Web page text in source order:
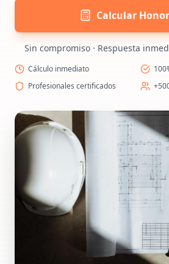
Calcular
Sin compromiso · Respuesta
Cálculo inmediato
Profesionales certificados